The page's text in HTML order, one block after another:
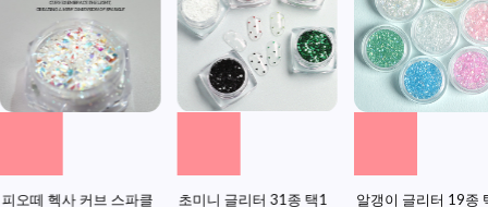
피오떼 헥사 커브 스파클 초미니 글리터 31종 택1 알갱이 글리터 19종